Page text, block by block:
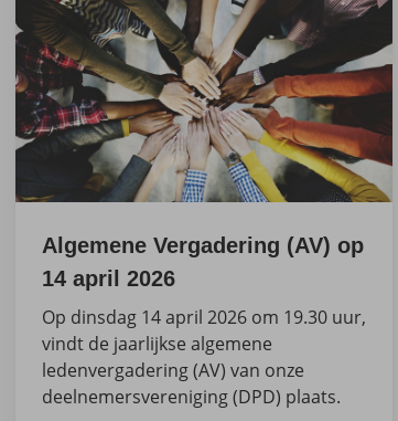
Algemene Vergadering (AV) op
14 april 2026
Op dinsdag 14 april 2026 om 19.30 uur,
vindt de jaarlijkse algemene
ledenvergadering (AV) van onze
deelnemersvereniging (DPD) plaats.